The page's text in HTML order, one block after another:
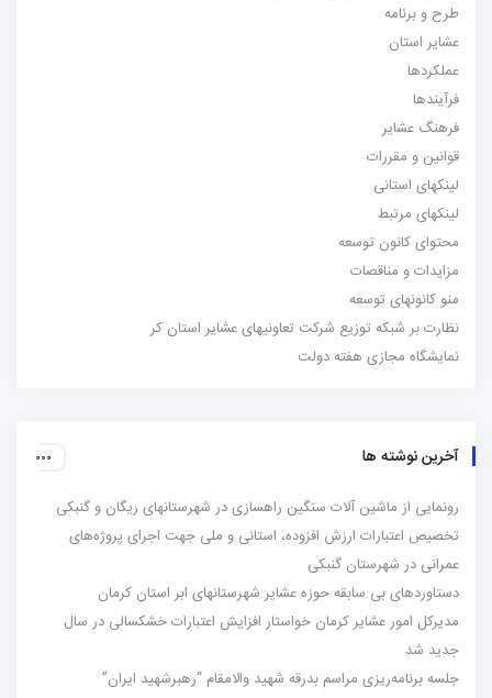
طرح و برنامه
عشایر استان
عملکردها
فرآیندها
فرهنگ عشایر
قوانین و مقررات
لینکهای استانی
لینکهای مرتبط
محتوای کانون توسعه
مزایدات و مناقصات
منو کانونهای توسعه
نظارت بر شبکه توزیع شرکت تعاونیهای عشایر استان کر
نمایشگاه مجازی هفته دولت
آخرین نوشته ها
رونمایی از ماشین آلات سنگین راهسازی در شهرستانهای ریگان و گنبکی
تخصیص اعتبارات ارزش افزوده، استانی و ملی جهت اجرای پروژه‌های
عمرانی در شهرستان گنبکی
دستاوردهای بی سابقه حوزه عشایر شهرستانهای ابر استان کرمان
مدیرکل امور عشایر کرمان خواستار افزایش اعتبارات خشکسالی در سال
جدید شد
جلسه برنامه‌ریزی مراسم بدرقه شهید والامقام “رهبرشهید ایران”